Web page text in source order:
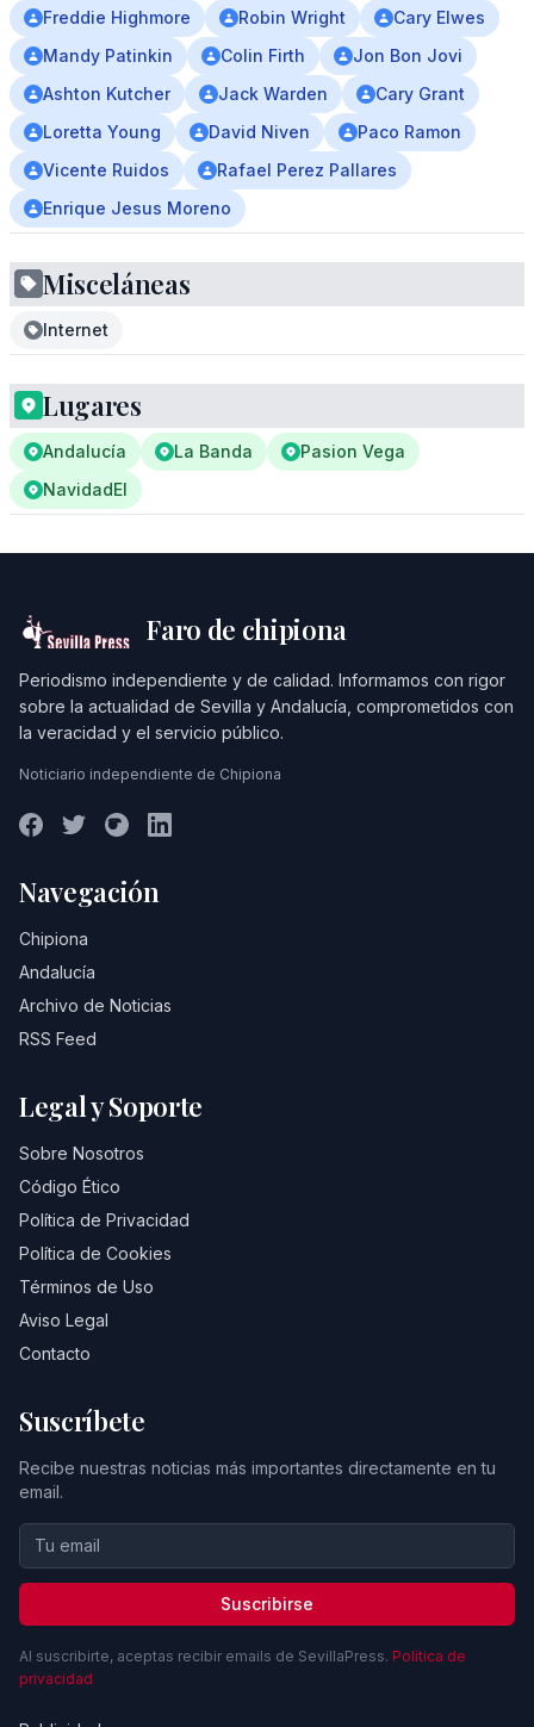
Freddie Highmore
Robin Wright
Cary Elwes
Mandy Patinkin
Colin Firth
Jon Bon Jovi
Ashton Kutcher
Jack Warden
Cary Grant
Loretta Young
David Niven
Paco Ramon
Vicente Ruidos
Rafael Perez Pallares
Enrique Jesus Moreno
Misceláneas
Internet
Lugares
Andalucía La Banda
Pasion Vega
NavidadEl
Faro de chipiona
Periodismo independiente y de calidad. Informamos con rigor
sobre la actualidad de Sevilla y Andalucía, comprometidos con
la veracidad y el servicio público.
Noticiario independiente de Chipiona
Navegación
Chipiona
Andalucía
Archivo de Noticias
RSS Feed
Legal y Soporte
Sobre Nosotros
Código Ético
Política de Privacidad
Política de Cookies
Términos de Uso
Aviso Legal
Contacto
Suscríbete
Recibe nuestras noticias más importantes directamente en tu
email.
Suscribirse
Al suscribirte, aceptas recibir emails de SevillaPress. Política de
privacidad